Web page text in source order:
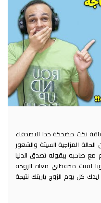
نكت مضحكة جدا للاصدقاء
المزاجية السيئة والشعور
مع صاحبه بيقوله تصدق الدنيا
لقيت محفظتي معاه الزوجه
كل يوم الزوج ياريتك نتيجة